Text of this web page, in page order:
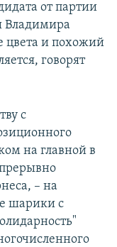
от партии
Владимира
цвета и похожий
говорят
с
на главной в
– на
шарики с